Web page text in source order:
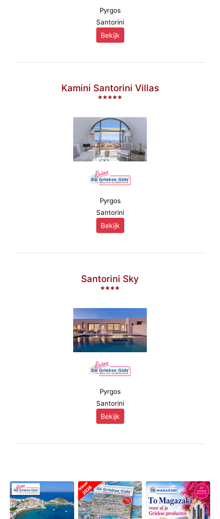
Pyrgos
Santorini
Bekijk
Kamini Santorini Villas
*****
Pyrgos
Santorini
Bekijk
Santorini Sky
****
Pyrgos
Santorini
Bekijk